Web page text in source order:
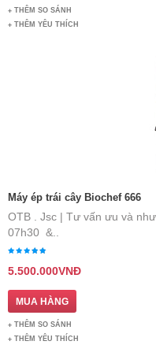
THÊM SO SÁNH
THÊM YÊU THÍCH
Máy ép trái cây Biochef 666
OTB . Jsc | Tư vấn ưu và
07h30 &..
5.500.000VNĐ
THÊM SO SÁNH
THÊM YÊU THÍCH